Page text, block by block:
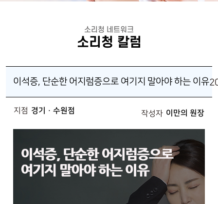
소리청 네트워크
소리청 칼럼
이석증, 단순한 어지럼증으로 여기지 말아야 하는 이유
지점 경기 · 수원점 작성자 이만의 원장